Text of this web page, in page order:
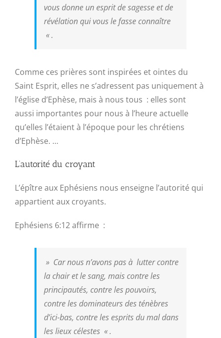
vous donne un esprit de sagesse et de
révélation qui vous le fasse connaître
« .
Comme ces prières sont inspirées et ointes du
Saint Esprit, elles ne s’adressent pas uniquement à
l’église d’Ephèse, mais à nous tous : elles sont
aussi importantes pour nous à l’heure actuelle
qu’elles l’étaient à l’époque pour les chrétiens
d’Ephèse. …
L’autorité du croyant
L’épître aux Ephésiens nous enseigne l’autorité qui
appartient aux croyants.
Ephésiens 6:12 affirme :
» Car nous n’avons pas à lutter contre
la chair et le sang, mais contre les
principautés, contre les pouvoirs,
contre les dominateurs des ténèbres
d’ici-bas, contre les esprits du mal dans
les lieux célestes « .